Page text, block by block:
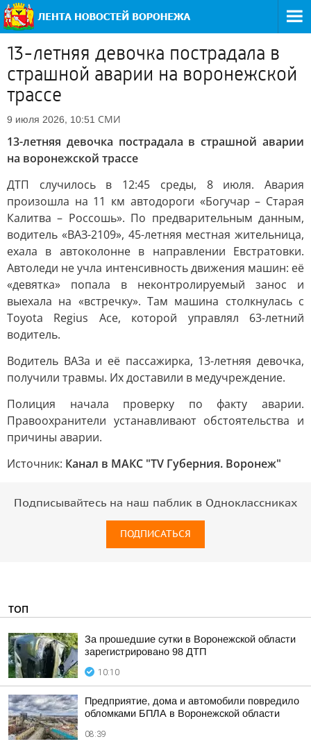
13-летняя девочка пострадала в
страшной аварии на воронежской
трассе
9 июля 2026, 10:51 СМИ
13-летняя девочка пострадала в страшной аварии
на воронежской трассе
ДТП случилось в 12:45 среды, 8 июля. Авария
произошла на 11 км автодороги «Богучар – Старая
Калитва – Россошь». По предварительным данным,
водитель «ВАЗ-2109», 45-летняя местная жительница,
ехала в автоколонне в направлении Евстратовки.
Автоледи не учла интенсивность движения машин: её
«девятка» попала в неконтролируемый занос и
выехала на «встречку». Там машина столкнулась с
Toyota Regius Ace, которой управлял 63-летний
водитель.
Водитель ВАЗа и её пассажирка, 13-летняя девочка,
получили травмы. Их доставили в медучреждение.
Полиция начала проверку по факту аварии.
Правоохранители устанавливают обстоятельства и
причины аварии.
Источник: Канал в МАКС "TV Губерния. Воронеж"
Подписывайтесь на наш паблик в Одноклассниках
ПОДПИСАТЬСЯ
ТОП
За прошедшие сутки в Воронежской области
зарегистрировано 98 ДТП
10:10
Предприятие, дома и автомобили повредило
обломками БПЛА в Воронежской области
08:39